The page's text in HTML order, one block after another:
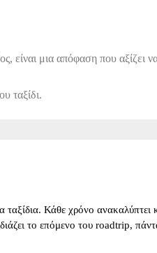
είναι μια απόφαση που αξίζει
ταξίδι.
Κάθε χρόνο ανακαλύπτει
το επόμενο του roadtrip,